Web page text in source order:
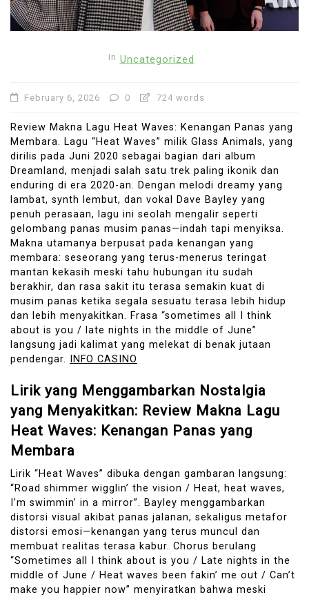
In Uncategorized
February 6, 2026 0 724 words
Review Makna Lagu Heat Waves: Kenangan Panas yang
Membara. Lagu “Heat Waves” milik Glass Animals, yang
dirilis pada Juni 2020 sebagai bagian dari album
Dreamland, menjadi salah satu trek paling ikonik dan
enduring di era 2020-an. Dengan melodi dreamy yang
lambat, synth lembut, dan vokal Dave Bayley yang
penuh perasaan, lagu ini seolah mengalir seperti
gelombang panas musim panas—indah tapi menyiksa.
Makna utamanya berpusat pada kenangan yang
membara: seseorang yang terus-menerus teringat
mantan kekasih meski tahu hubungan itu sudah
berakhir, dan rasa sakit itu terasa semakin kuat di
musim panas ketika segala sesuatu terasa lebih hidup
dan lebih menyakitkan. Frasa “sometimes all I think
about is you / late nights in the middle of June”
langsung jadi kalimat yang melekat di benak jutaan
pendengar.
INFO CASINO
Lirik yang Menggambarkan Nostalgia
yang Menyakitkan: Review Makna Lagu
Heat Waves: Kenangan Panas yang
Membara
Lirik “Heat Waves” dibuka dengan gambaran langsung:
“Road shimmer wigglin’ the vision / Heat, heat waves,
I’m swimmin’ in a mirror”. Bayley menggambarkan
distorsi visual akibat panas jalanan, sekaligus metafor
distorsi emosi—kenangan yang terus muncul dan
membuat realitas terasa kabur. Chorus berulang
“Sometimes all I think about is you / Late nights in the
middle of June / Heat waves been fakin’ me out / Can’t
make you happier now” menyiratkan bahwa meski